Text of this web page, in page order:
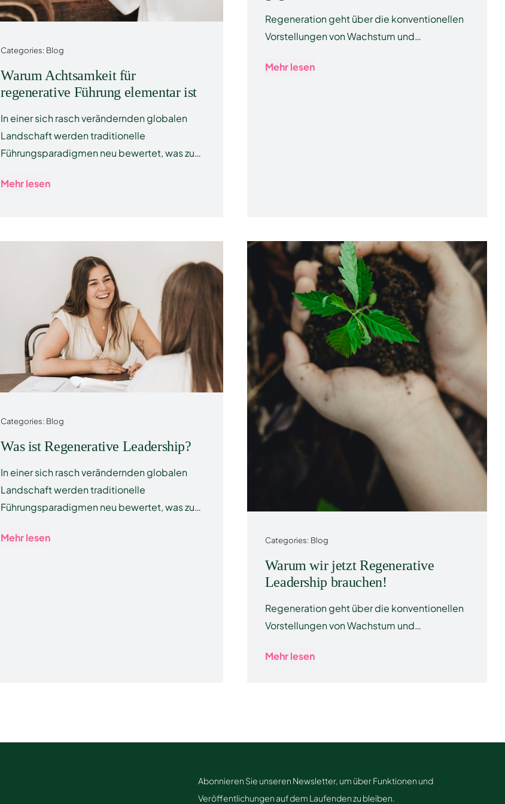
Categories: Blog
Warum Achtsamkeit für
regenerative Führung elementar ist
In einer sich rasch verändernden globalen
Landschaft werden traditionelle
Führungsparadigmen neu bewertet, was zu…
Mehr lesen
Regeneration geht über die konventionellen
Vorstellungen von Wachstum und…
Mehr lesen
Categories: Blog
Was ist Regenerative Leadership?
In einer sich rasch verändernden globalen
Landschaft werden traditionelle
Führungsparadigmen neu bewertet, was zu…
Mehr lesen Categories: Blog
Warum wir jetzt Regenerative
Leadership brauchen!
Regeneration geht über die konventionellen
Vorstellungen von Wachstum und…
Mehr lesen
Abonnieren Sie unseren Newsletter, um über Funktionen und
Veröffentlichungen auf dem Laufenden zu bleiben.